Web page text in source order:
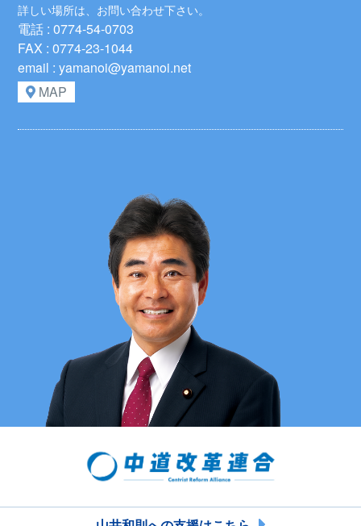
詳しい場所は、お問い合わせ下さい。
電話 : 0774-54-0703
FAX : 0774-23-1044
email : yamanoi@yamanoi.net
MAP